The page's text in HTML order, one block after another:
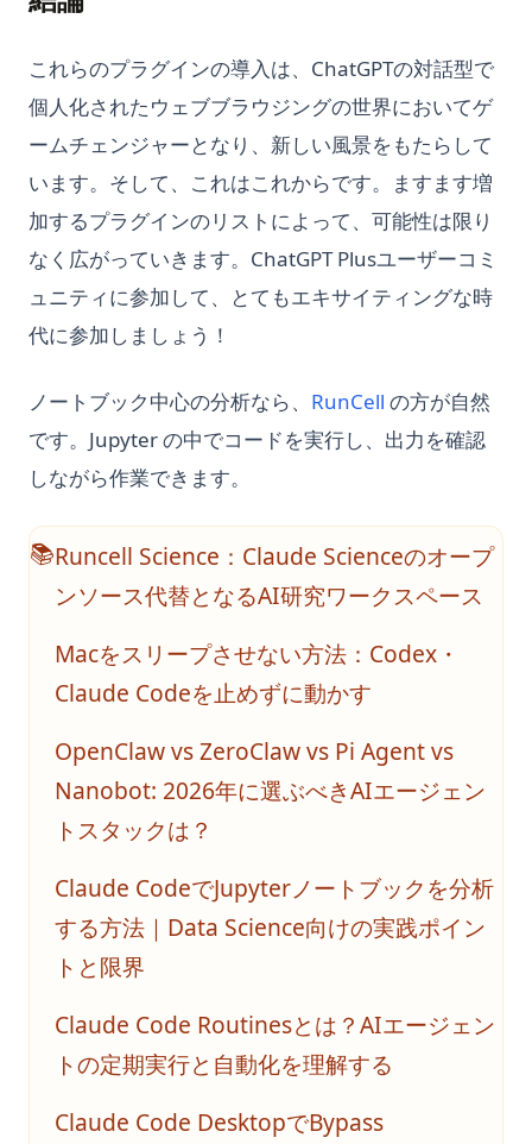
Scikit-learn Imputer を使いこなす究極のガイド
Side_effect in Python - What It Is And How to Use?
Sklearn Train Test Split: Complete Guide to Splitting Data in
Python
Sklearn Train Test Split: Pythonでデータを分割する完全ガイ
ド
Snowflake Connector Python: Install and Connect to
Snowflake with Ease
Snowflake Connector Python: インストールとSnowflakeへの
Streamlit Datetime Slider - A Step-by-Step Introduction
Streamlit Datetime Slider - ステップバイステップの紹介
T-Test and P-Value in Python for Data Analysis
Text Cleaning in Python: Effective Data Cleaning Tutorial
The Ultimate Guide: How to Use Scikit-learn Imputer
Understanding Pandas DataFrame Indices | Python
Unfolding the Architecture and Efficiency of Fast and Faster
R-CNN for Object Detection
Unlocking Creativity with Python and Arduino: A
Web Scraping with Python: Complete Guide Using
Requests, BeautifulSoup, and Selenium
What Is Elif in Python - Explained!
Techniques
What is Boolean in Python?
What is Do Nothing in Python? Understanding The Pass
What is Scikit-Learn: The Must-Have Machine Learning
Library
Algorithms
これらのプラグインの導入は、ChatGPTの対話型で
個人化されたウェブブラウジングの世界においてゲ
ームチェンジャーとなり、新しい風景をもたらして
います。そして、これはこれからです。ますます増
加するプラグインのリストによって、可能性は限り
なく広がっていきます。ChatGPT Plusユーザーコミ
ュニティに参加して、とてもエキサイティングな時
代に参加しましょう！
ノートブック中心の分析なら、 RunCell (opens in a
の方が自然
です。Jupyter の中でコードを実行し、出力を確認
しながら作業できます。
📚Runcell Science：Claude Scienceのオープ
ンソース代替となるAI研究ワークスペース
Macをスリープさせない方法：Codex・
Claude Codeを止めずに動かす
OpenClaw vs ZeroClaw vs Pi Agent vs
Nanobot: 2026年に選ぶべきAIエージェン
トスタックは？
Claude CodeでJupyterノートブックを分析
する方法｜Data Science向けの実践ポイン
トと限界
Claude Code Routinesとは？AIエージェン
トの定期実行と自動化を理解する
Claude Code DesktopでBypass